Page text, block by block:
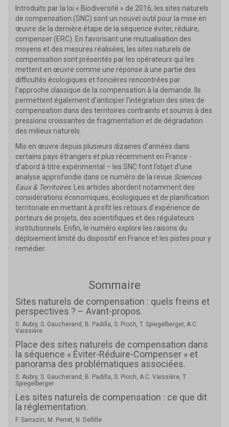
Introduits par la loi « Biodiversité » de 2016, les sites naturels
de compensation (SNC) sont un nouvel outil pour la mise en
œuvre de la dernière étape de la séquence éviter, réduire,
compenser (ERC). En favorisant une mutualisation des
moyens et des mesures réalisées, les sites naturels de
compensation sont présentés par les opérateurs qui les
mettent en œuvre comme une réponse à une partie des
difficultés écologiques et foncières rencontrées par
l’approche classique de la compensation à la demande. Ils
permettent également d’anticiper l’intégration des sites de
compensation dans des territoires contraints et soumis à des
pressions croissantes de fragmentation et de dégradation
des milieux naturels.
Mis en œuvre depuis plusieurs dizaines d’années dans
certains pays étrangers et plus récemment en France -
d’abord à titre expérimental – les SNC font l’objet d’une
analyse approfondie dans ce numéro de la revue Sciences
Eaux & Territoires. Les articles abordent notamment des
considérations économiques, écologiques et de planification
territoriale en mettant à profit les retours d’expérience de
porteurs de projets, des scientifiques et des régulateurs
institutionnels. Enfin, le numéro explore les raisons du
déploiement limité du dispositif en France et les pistes pour y
remédier.
Sommaire
Sites naturels de compensation : quels freins et
perspectives ? – Avant-propos.
S. Aubry, S. Gaucherand, B. Padilla, S. Pioch, T. Spiegelberger, A.C.
Vaissière
Place des sites naturels de compensation dans
la séquence « Éviter-Réduire-Compenser » et
panorama des problématiques associées.
S. Aubry, S. Gaucherand, B. Padilla, S. Pioch, A.C. Vaissière, T.
Spiegelberger
Les sites naturels de compensation : ce que dit
la réglementation.
F. Sarrazin, M. Perret, N. Dellille